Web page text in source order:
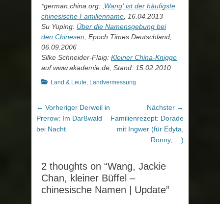
*german.china.org: ‚Wang‘ ist der häufigste
chinesische Familienname , 16.04.2013
Su Yuping: Über die Namensgebung bei
den Chinesen , Epoch Times Deutschland,
06.09.2006
Silke Schneider-Flaig: Kleiner China-Knigge
auf www.akademie.de, Stand: 15.02.2010
Kategorien
Land & Leute Landvermessung
Beitragsnavigation
← Vorheriger Vorheriger
Beitrag:
Derweil in
Prerow: Im Darßwald
bei Nacht
Nächster →
Beitrag:
Familienrezept: Dorade
mit Ingwer (für Edyta,
Ronny, …)
2 thoughts on “Wang, Jackie
Chan, kleiner Büffel –
chinesische Namen | Update”